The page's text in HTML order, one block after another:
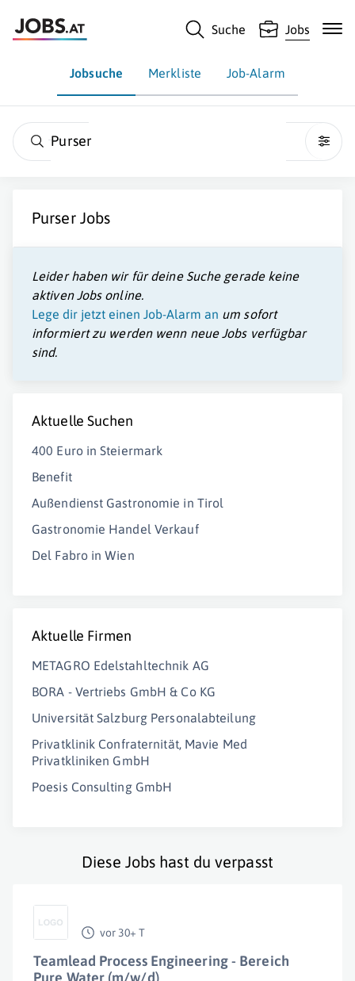
Suche Jobs
Jobsuche Merkliste Job-Alarm
Purser
Purser Jobs
Leider haben wir für deine Suche gerade keine
aktiven Jobs online.
Lege dir jetzt einen Job-Alarm an um sofort
informiert zu werden wenn neue Jobs verfügbar
sind.
Aktuelle Suchen
400 Euro in Steiermark
Benefit
Außendienst Gastronomie in Tirol
Gastronomie Handel Verkauf
Del Fabro in Wien
Aktuelle Firmen
METAGRO Edelstahltechnik AG
BORA - Vertriebs GmbH & Co KG
Universität Salzburg Personalabteilung
Privatklinik Confraternität, Mavie Med
Privatkliniken GmbH
Poesis Consulting GmbH
Diese Jobs hast du verpasst
vor 30+ T
Teamlead Process Engineering - Bereich
Pure Water (m/w/d)